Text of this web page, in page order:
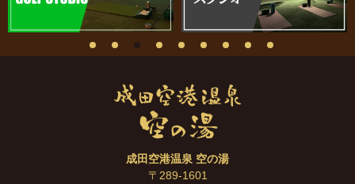
成田空港温泉 空の湯
〒289-1601